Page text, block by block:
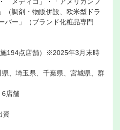
（調剤・物販併設、欧米型ドラ
バー」（ブランド化粧品専門
194点店舗）※2025年3月末時
、埼玉県、千葉県、宮城県、群
6店舗
資